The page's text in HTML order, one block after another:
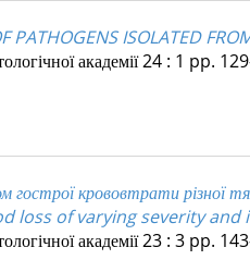
ISOLATED
академії24: 1 pp.
гострої крововтрати
loss of varying severity
академії23: 3 pp.